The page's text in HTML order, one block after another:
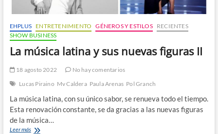
EHPLUS ENTRETENIMIENTO GÉNEROS Y ESTILOS
RECIENTES
SHOW BUSINESS
La música latina y sus nuevas figuras II
18 agosto 2022
No hay comentarios
Lucas Piraino Mv Caldera Paula Arenas Pol Granch
La música latina, con su único sabor, se renueva todo el tiempo.
Esta renovación constante, se da gracias a las nuevas figuras
de la música…
Leer másLa